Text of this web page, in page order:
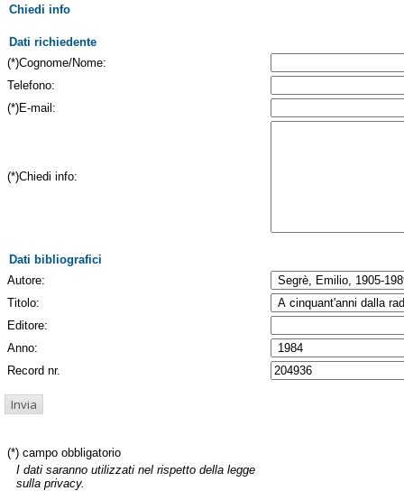
Chiedi info
Dati richiedente
(*)Cognome/Nome:
Telefono:
(*)E-mail:
(*)Chiedi info:
Dati bibliografici
Autore:
Titolo:
Editore:
Anno:
Record nr.
(*) campo obbligatorio
I dati saranno utilizzati nel rispetto della legge
sulla privacy.